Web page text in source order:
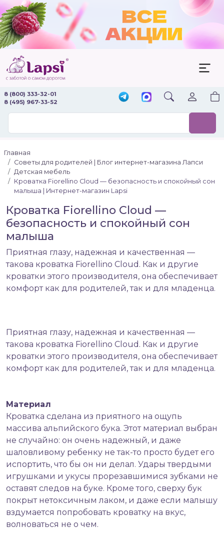
8 (800) 333-32-01
8 (495) 967-33-52
Главная
Советы для родителей | Блог интернет-магазина Лапси
Детская мебель
Кроватка Fiorellino Cloud — безопасность и спокойный сон
малыша | Интернет-магазин Lapsi
Кроватка Fiorellino Cloud —
безопасность и спокойный сон
малыша
Приятная глазу, надежная и качественная —
такова кроватка Fiorellino Cloud. Как и другие
кроватки этого производителя, она обеспечивает
комфорт как для родителей, так и для младенца.
Приятная глазу, надежная и качественная —
такова кроватка Fiorellino Cloud . Как и другие
кроватки этого производителя, она обеспечивает
комфорт как для родителей, так и для младенца.
Материал
Кроватка сделана из приятного на ощупь
массива альпийского бука. Этот материал выбран
не случайно: он очень надежный, и даже
шаловливому ребенку не так-то просто будет его
испортить, что бы он ни делал. Удары твердыми
игрушками и укусы прорезавшимися зубками не
оставят следов на буке. Кроме того, сверху бук
покрыт нетоксичным лаком, и даже если малышу
вздумается попробовать кроватку на вкус,
волноваться не о чем.